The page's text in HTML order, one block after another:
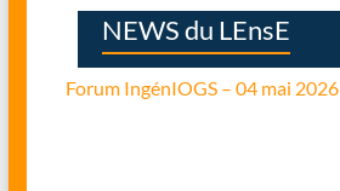
NEWS du LEnsE
Forum IngénIOGS – 04 mai 2026